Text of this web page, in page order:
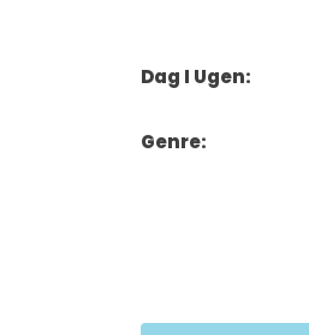
Dag I Ugen:
Genre: